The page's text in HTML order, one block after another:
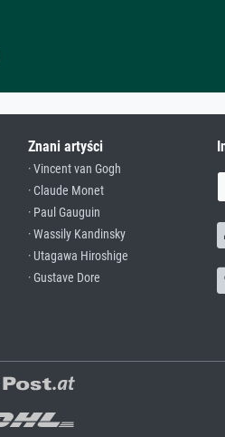
Znani artyści
· Vincent van Gogh
· Claude Monet
· Paul Gauguin
· Wassily Kandinsky
· Utagawa Hiroshige
· Gustave Dore